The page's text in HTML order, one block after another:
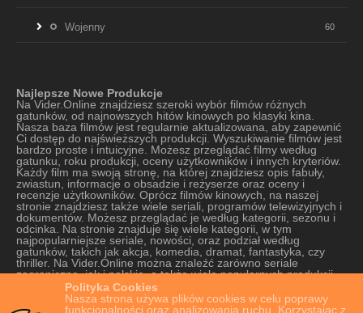
Polityka Cookies
Nasza strona używa plików cookies w celu poprawy
funkcjonalności oraz analizowania ruchu. Korzystając z
Wojenny 60
Najlepsze Nowe Produkcje
Na Vider.Online znajdziesz szeroki wybór filmów różnych
gatunków, od najnowszych hitów kinowych po klasyki kina.
Nasza baza filmów jest regularnie aktualizowana, aby zapewnić
Ci dostęp do najświeższych produkcji. Wyszukiwanie filmów jest
bardzo proste i intuicyjne. Możesz przeglądać filmy według
gatunku, roku produkcji, oceny użytkowników i innych kryteriów.
Każdy film ma swoją stronę, na której znajdziesz opis fabuły,
zwiastun, informacje o obsadzie i reżyserze oraz oceny i
recenzje użytkowników. Oprócz filmów kinowych, na naszej
stronie znajdziesz także wiele seriali, programów telewizyjnych i
dokumentów. Możesz przeglądać je według kategorii, sezonu i
odcinka. Na stronie znajduje się wiele kategorii, w tym
najpopularniejsze seriale, nowości, oraz podział według
gatunków, takich jak akcja, komedia, dramat, fantastyka, czy
thriller. Na Vider.Online można znaleźć zarówno seriale
zagraniczne, jak i polskie, a także wiele popularnych produkcji
oryginalnych platform VOD. Strona oferuje szeroki wybór seriali,
od tych najnowszych do tych starszych, które cieszą się kultową
popularnością. Nasza strona jest również bardzo łatwa w